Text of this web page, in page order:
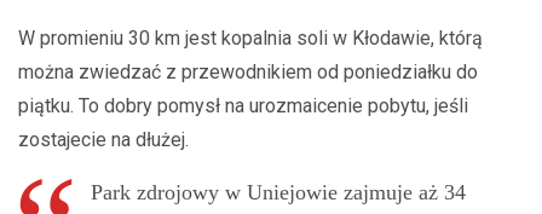
W promieniu 30 km jest kopalnia soli w Kłodawie, którą
można zwiedzać z przewodnikiem od poniedziałku do
piątku. To dobry pomysł na urozmaicenie pobytu, jeśli
zostajecie na dłużej.
Park zdrojowy w Uniejowie zajmuje aż 34